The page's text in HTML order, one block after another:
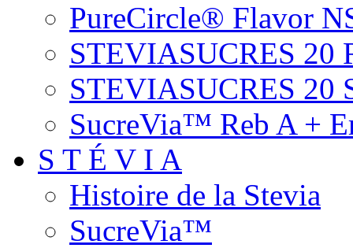
PureCircle® Flavor
STEVIASUCRES 20
STEVIASUCRES 20
SucreVia™ Reb A +
S T É V I A
Histoire de la Stevia
SucreVia™